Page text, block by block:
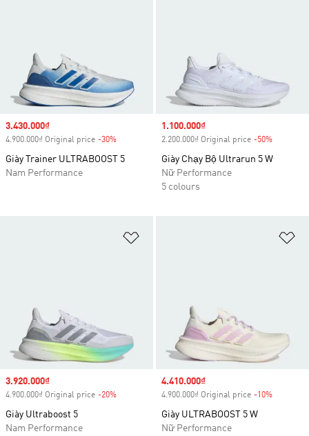
Sale price
3.430.000₫
4.900.000₫ Original price -30%
Giày Trainer ULTRABOOST 5
Nam Performance
Sale price
1.100.000₫
2.200.000₫ Original price -50%
Giày Chạy Bộ Ultrarun 5 W
Nữ Performance
5 colours
Sale price
3.920.000₫
4.900.000₫ Original price -20%
Giày Ultraboost 5
Nam Performance
Sale price
4.410.000₫
4.900.000₫ Original price -10%
Giày ULTRABOOST 5 W
Nữ Performance